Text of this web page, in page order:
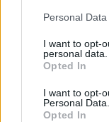
Please note that
not limited to your
grant or deny
use your data for
consent section.
Personal
I want to opt-
personal data.
Opted In
I want to opt-
Personal Data.
Opted In
ΑΣΕΠ: Εξ